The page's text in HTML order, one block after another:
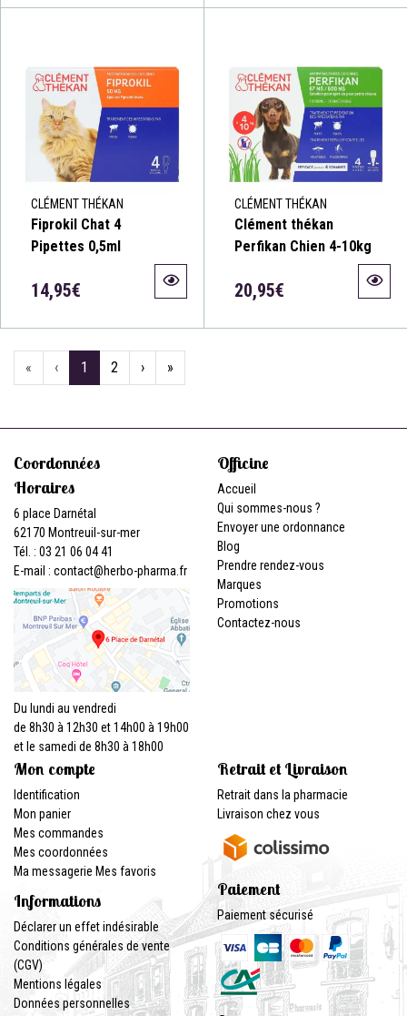
CLÉMENT THÉKAN
Fiprokil Chat 4
Pipettes 0,5ml
14,95€
CLÉMENT THÉKAN
Clément thékan
Perfikan Chien 4-10kg
20,95€
« ‹ 1 2 › »
Coordonnées
Horaires
6 place Darnétal
62170 Montreuil-sur-mer
Tél. : 03 21 06 04 41
E-mail : contact@herbo-pharma.fr
Du lundi au vendredi
de 8h30 à 12h30 et 14h00 à 19h00
et le samedi de 8h30 à 18h00
Officine
Accueil
Qui sommes-nous ?
Envoyer une ordonnance
Blog
Prendre rendez-vous
Marques
Promotions
Contactez-nous
Mon compte
Identification
Mon panier
Mes commandes
Mes coordonnées
Ma messagerie Mes favoris
Informations
Déclarer un effet indésirable
Conditions générales de vente
(CGV)
Mentions légales
Données personnelles
Retrait et Livraison
Retrait dans la pharmacie
Livraison chez vous
Paiement
Paiement sécurisé